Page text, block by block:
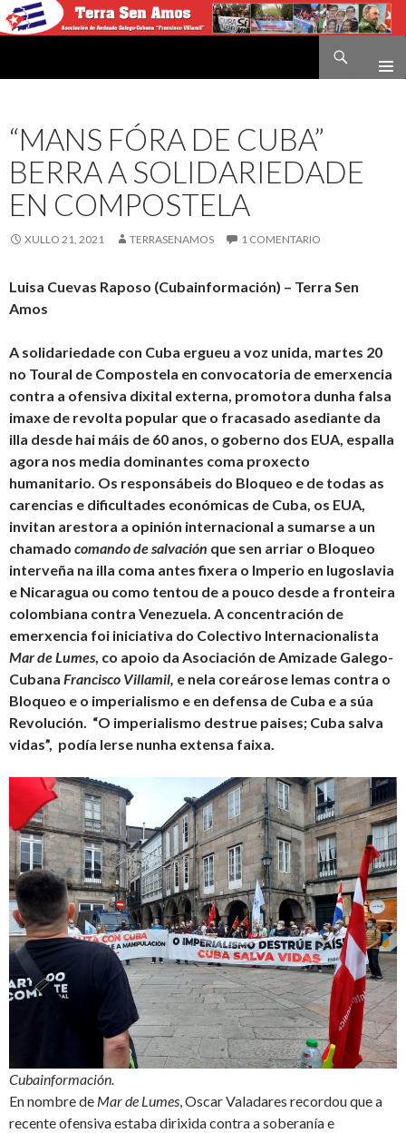
“MANS FÓRA DE CUBA”
BERRA A SOLIDARIEDADE
EN COMPOSTELA
XULLO 21, 2021 TERRASENAMOS 1 COMENTARIO
Luisa Cuevas Raposo (Cubainformación) – Terra Sen
Amos
A solidariedade con Cuba ergueu a voz unida, martes 20
no Toural de Compostela en convocatoria de emerxencia
contra a ofensiva dixital externa, promotora dunha falsa
imaxe de revolta popular que o fracasado asediante da
illa desde hai máis de 60 anos, o goberno dos EUA, espalla
agora nos media dominantes coma proxecto
humanitario. Os responsábeis do Bloqueo e de todas as
carencias e dificultades económicas de Cuba, os EUA,
invitan arestora a opinión internacional a sumarse a un
chamado comando de salvación que sen arriar o Bloqueo
interveña na illa coma antes fixera o Imperio en Iugoslavia
e Nicaragua ou como tentou de a pouco desde a fronteira
colombiana contra Venezuela. A concentración de
emerxencia foi iniciativa do Colectivo Internacionalista
Mar de Lumes, co apoio da Asociación de Amizade Galego-
Cubana Francisco Villamil, e nela coreárose lemas contra o
Bloqueo e o imperialismo e en defensa de Cuba e a súa
Revolución. “O imperialismo destrue paises; Cuba salva
vidas”, podía lerse nunha extensa faixa.
Cubainformación.
En nombre de Mar de Lumes, Oscar Valadares recordou que a
recente ofensiva estaba dirixida contra a soberanía e